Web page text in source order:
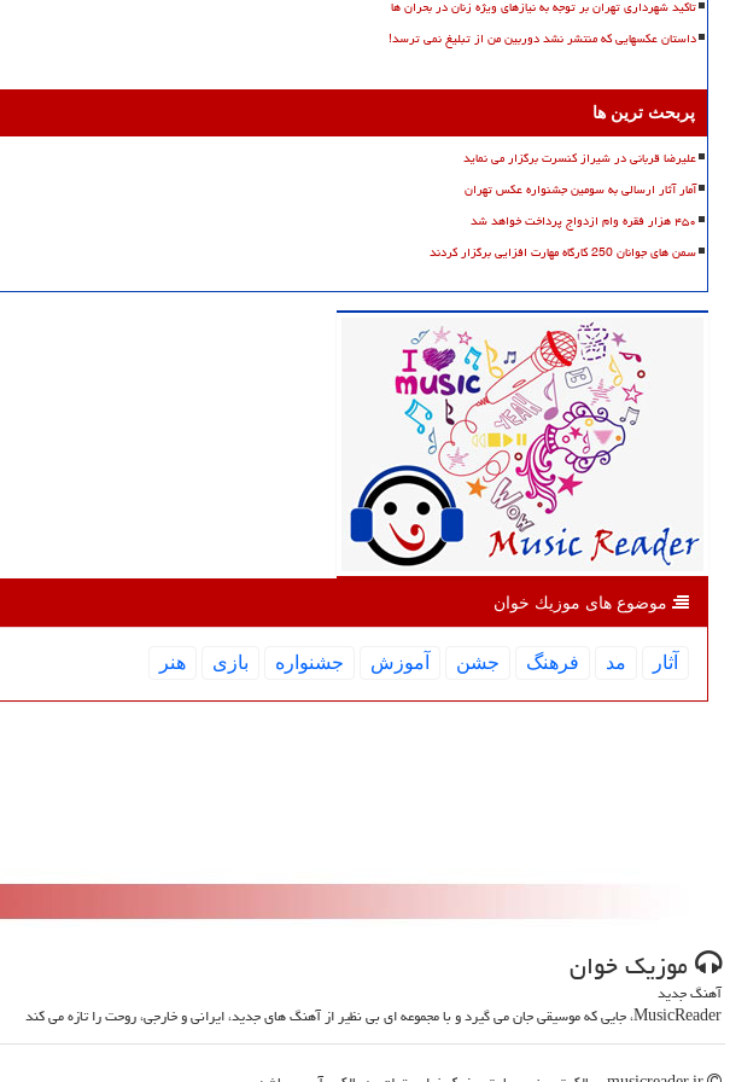
تاکید شهرداری تهران بر توجه به نیازهای ویژه زنان در بحران ها
داستان عکسهایی که منتشر نشد دوربین من از تبلیغ نمی ترسد!
پربحث ترین ها
علیرضا قربانی در شیراز کنسرت برگزار می نماید
آمار آثار ارسالی به سومین جشنواره عکس تهران
۴۵۰ هزار فقره وام ازدواج پرداخت خواهد شد
سمن های جوانان 250 کارگاه مهارت افزایی برگزار کردند
موضوع های موزیك خوان
آثار مد فرهنگ جشن آموزش جشنواره بازی هنر
موزیك خوان
آهنگ جدید
MusicReader، جایی که موسیقی جان می گیرد و با مجموعه ای بی نظیر از آهنگ های جدید، ایرانی و خارجی، روحت را تازه می کند